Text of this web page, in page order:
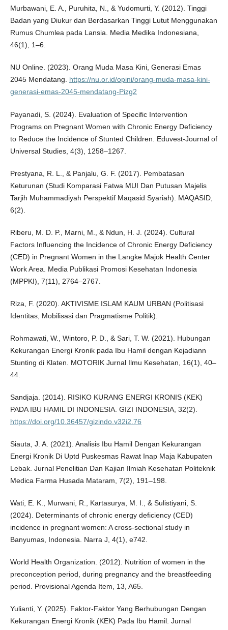
Murbawani, E. A., Puruhita, N., & Yudomurti, Y. (2012). Tinggi
Badan yang Diukur dan Berdasarkan Tinggi Lutut Menggunakan
Rumus Chumlea pada Lansia. Media Medika Indonesiana,
46(1), 1–6.
NU Online. (2023). Orang Muda Masa Kini, Generasi Emas
2045 Mendatang. https://nu.or.id/opini/orang-muda-masa-kini-
generasi-emas-2045-mendatang-Pizg2
Payanadi, S. (2024). Evaluation of Specific Intervention
Programs on Pregnant Women with Chronic Energy Deficiency
to Reduce the Incidence of Stunted Children. Eduvest-Journal of
Universal Studies, 4(3), 1258–1267.
Prestyana, R. L., & Panjalu, G. F. (2017). Pembatasan
Keturunan (Studi Komparasi Fatwa MUI Dan Putusan Majelis
Tarjih Muhammadiyah Perspektif Maqasid Syariah). MAQASID,
6(2).
Riberu, M. D. P., Marni, M., & Ndun, H. J. (2024). Cultural
Factors Influencing the Incidence of Chronic Energy Deficiency
(CED) in Pregnant Women in the Langke Majok Health Center
Work Area. Media Publikasi Promosi Kesehatan Indonesia
(MPPKI), 7(11), 2764–2767.
Riza, F. (2020). AKTIVISME ISLAM KAUM URBAN (Politisasi
Identitas, Mobilisasi dan Pragmatisme Politik).
Rohmawati, W., Wintoro, P. D., & Sari, T. W. (2021). Hubungan
Kekurangan Energi Kronik pada Ibu Hamil dengan Kejadiann
Stunting di Klaten. MOTORIK Jurnal Ilmu Kesehatan, 16(1), 40–
44.
Sandjaja. (2014). RISIKO KURANG ENERGI KRONIS (KEK)
PADA IBU HAMIL DI INDONESIA. GIZI INDONESIA, 32(2).
https://doi.org/10.36457/gizindo.v32i2.76
Siauta, J. A. (2021). Analisis Ibu Hamil Dengan Kekurangan
Energi Kronik Di Uptd Puskesmas Rawat Inap Maja Kabupaten
Lebak. Jurnal Penelitian Dan Kajian Ilmiah Kesehatan Politeknik
Medica Farma Husada Mataram, 7(2), 191–198.
Wati, E. K., Murwani, R., Kartasurya, M. I., & Sulistiyani, S.
(2024). Determinants of chronic energy deficiency (CED)
incidence in pregnant women: A cross-sectional study in
Banyumas, Indonesia. Narra J, 4(1), e742.
World Health Organization. (2012). Nutrition of women in the
preconception period, during pregnancy and the breastfeeding
period. Provisional Agenda Item, 13, A65.
Yulianti, Y. (2025). Faktor-Faktor Yang Berhubungan Dengan
Kekurangan Energi Kronik (KEK) Pada Ibu Hamil. Jurnal